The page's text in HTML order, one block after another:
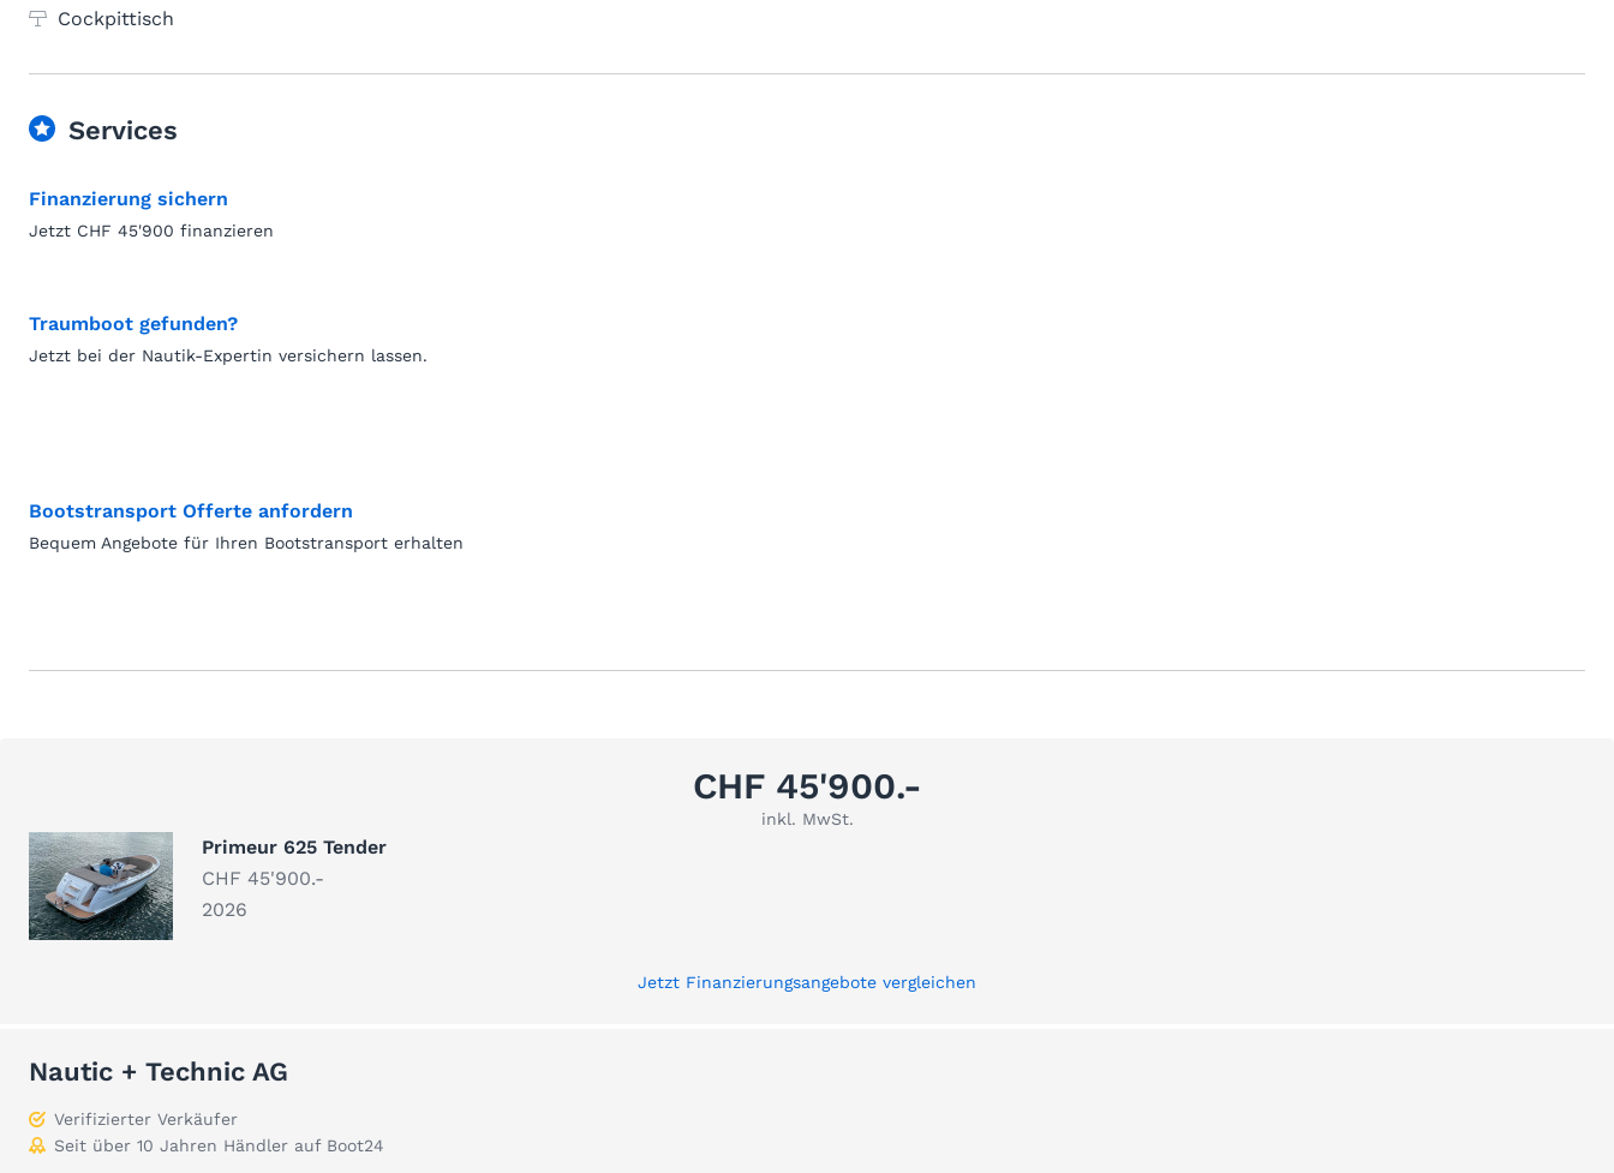
Cockpittisch
Services
Finanzierung sichern
Jetzt CHF 45'900 finanzieren
Traumboot gefunden?
Jetzt bei der Nautik-Expertin versichern lassen.
Bootstransport Offerte anfordern
Bequem Angebote für Ihren Bootstransport erhalten
CHF 45'900.-
inkl. MwSt.
Primeur 625 Tender
CHF 45'900.-
2026
Jetzt Finanzierungsangebote vergleichen
Nautic + Technic AG
Verifizierter Verkäufer
Seit über 10 Jahren Händler auf Boot24